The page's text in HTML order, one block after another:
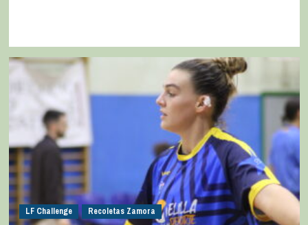
LF Challenge Recoletas Zamora